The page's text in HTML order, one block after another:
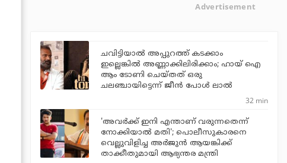
Advertisement
ചവിട്ടിയാല്‍ അപ്പുറത്ത് കടക്കാം
ഇല്ലെങ്കില്‍ അണ്ണാക്കിലിരിക്കാം; ഹായ് ഐ
ആം ടോണി ചെയ്തത് ഒരു
ചലഞ്ചായിട്ടെന്ന് ജീന്‍ പോള്‍ ലാല്‍
32 min
'അവര്‍ക്ക് ഇനി എന്താണ് വരുന്നതെന്ന്
നോക്കിയാല്‍ മതി'; പൊലീസുകാരനെ
വെല്ലുവിളിച്ച അര്‍ജുന്‍ ആയങ്കിക്ക്
താക്കീതുമായി ആഭ്യന്തര മന്ത്രി